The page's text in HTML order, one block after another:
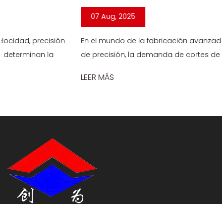
En el mundo de la fabricación avanzada y la ingeniería
de precisión, la demanda de cortes de metales de alta
componentes aeroespa...